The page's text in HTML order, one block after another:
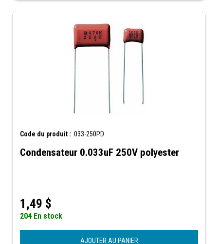
Code du produit : .033-250PD
Condensateur 0.033uF 250V polyester
1,49 $
204 En stock
AJOUTER AU PANIER